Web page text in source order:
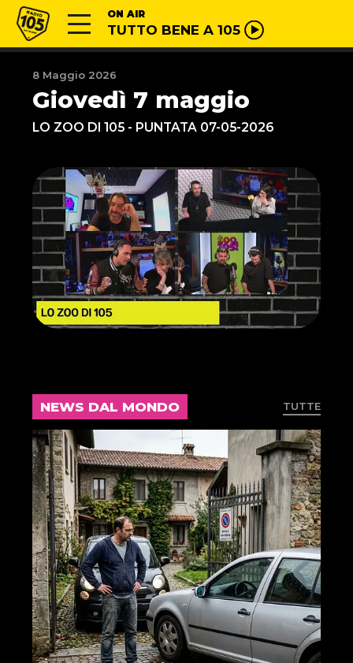
Vai al contenuto
Radio 105 ON AIR
TUTTO BENE A 105
8 Maggio 2026
Giovedì 7 maggio
LO ZOO DI 105 - PUNTATA 07-05-2026
NEWS DAL MONDO TUTTE